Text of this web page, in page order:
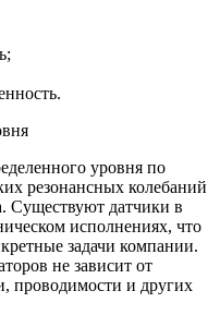
уровня по
резонансных колебаний
Существуют датчики в
исполнениях, что
задачи компании.
не зависит от
проводимости и других